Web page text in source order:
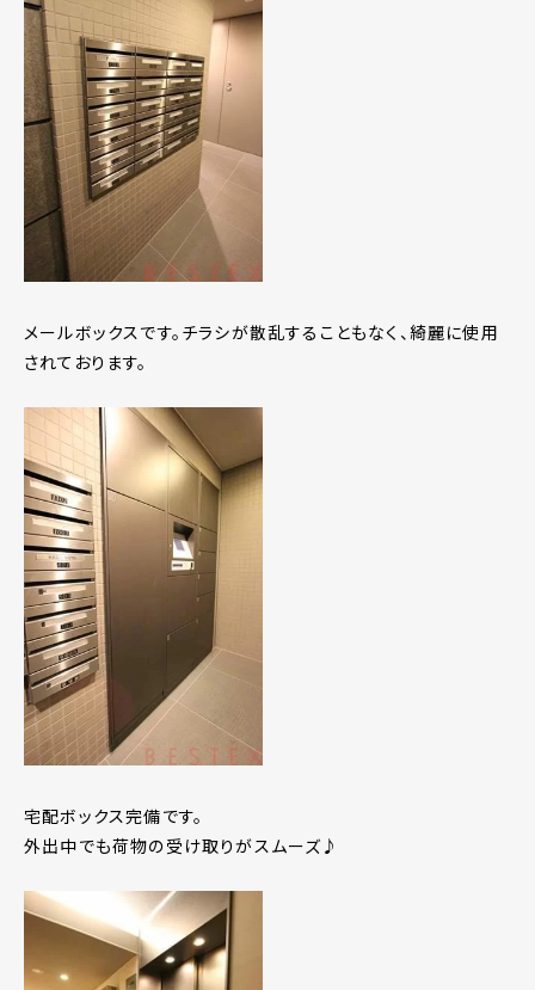
メールボックスです。チラシが散乱することもなく、綺麗に使用
されております。
宅配ボックス完備です。
外出中でも荷物の受け取りがスムーズ♪